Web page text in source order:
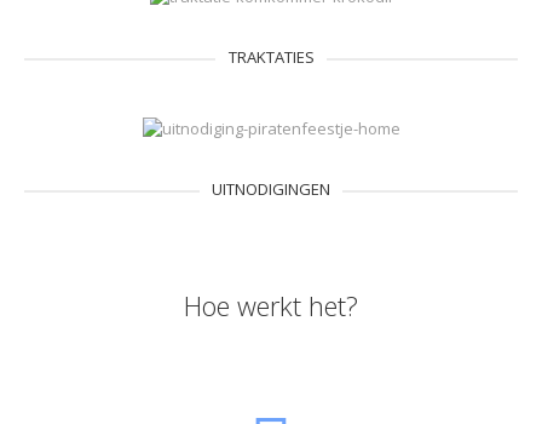
TRAKTATIES
UITNODIGINGEN
Hoe werkt het?